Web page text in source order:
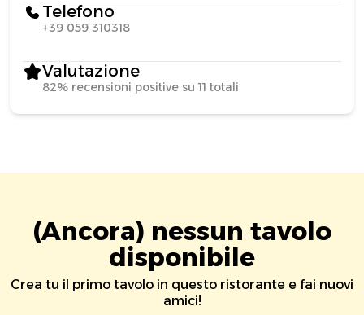
Telefono
+39 059 310318
Valutazione
82% recensioni positive su 11 totali
(Ancora) nessun tavolo
disponibile
Crea tu il primo tavolo in questo ristorante e fai nuovi
amici!